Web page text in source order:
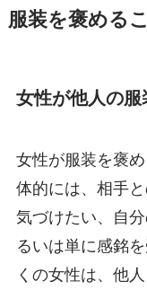
服装を褒める
女性が他人の
女性が服装を褒
体的には、相手
気づけたい、自
るいは単に感銘
くの女性は、他